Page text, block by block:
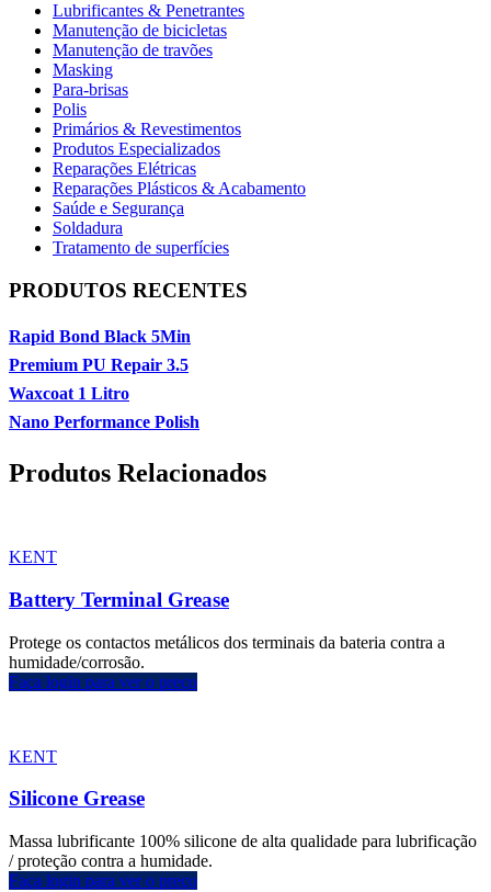
Lubrificantes & Penetrantes
Manutenção de bicicletas
Manutenção de travões
Masking
Para-brisas
Polis
Primários & Revestimentos
Produtos Especializados
Reparações Elétricas
Reparações Plásticos & Acabamento
Saúde e Segurança
Soldadura
Tratamento de superfícies
PRODUTOS RECENTES
Rapid Bond Black 5Min
Premium PU Repair 3.5
Waxcoat 1 Litro
Nano Performance Polish
Produtos Relacionados
KENT
Battery Terminal Grease
Protege os contactos metálicos dos terminais da bateria contra a
humidade/corrosão.
Faça login para ver o preço
KENT
Silicone Grease
Massa lubrificante 100% silicone de alta qualidade para lubrificação
/ proteção contra a humidade.
Faça login para ver o preço